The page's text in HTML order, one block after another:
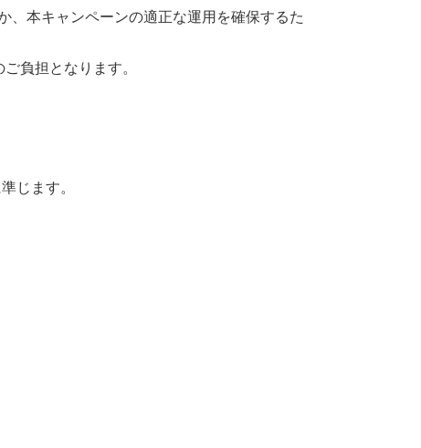
、本キャンペーンの適正な運用を確保するた
負担となります。
じます。